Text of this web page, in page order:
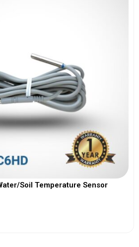
Soil Temperature Sensor